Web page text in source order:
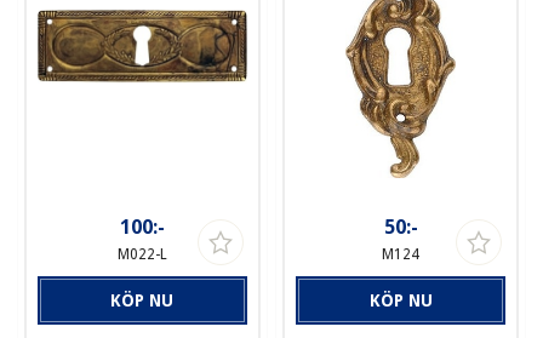
100:-
M022-L
KÖP NU
50:-
M124
KÖP NU